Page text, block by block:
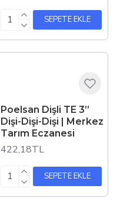
SEPETE EKLE
Poelsan Dişli TE 3”
Dişi-Dişi-Dişi | Merkez
Tarım Eczanesi
422,18TL
SEPETE EKLE